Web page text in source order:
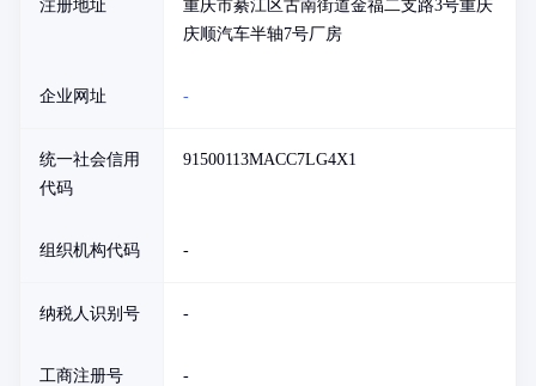
注册地址
重庆市綦江区古南街道金福二支路3号重庆
庆顺汽车半轴7号厂房
企业网址 -
统一社会信用
代码
91500113MACC7LG4X1
组织机构代码 -
纳税人识别号 -
工商注册号 -